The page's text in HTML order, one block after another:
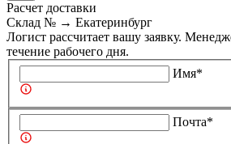
Расчет доставки
Склад № → Екатеринбург
Логист рассчитает вашу заявку.
течение рабочего дня.
Имя*
Почта*